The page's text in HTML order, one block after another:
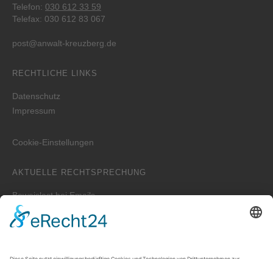
Telefon: 030 612 33 59
Telefax: 030 612 83 067
post@anwalt-kreuzberg.de
RECHTLICHE LINKS
Datenschutz
Impressum
Cookie-Einstellungen
AKTUELLE RECHTSPRECHUNG
Beweislast bei Emails
Wer ist zuständig für die Erstellung der WEG-Jahresabrechnung
bei einem Verwalterwechsel zum Jahreswechsel?